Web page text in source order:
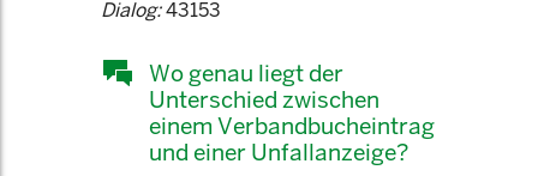
Dialog:43153
Wo genau liegt der
Unterschied zwischen
einem Verbandbucheintrag
und einer Unfallanzeige?